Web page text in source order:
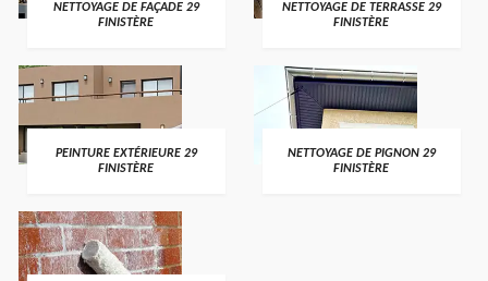
NETTOYAGE DE FAÇADE 29
FINISTÈRE
NETTOYAGE DE TERRASSE 29
FINISTÈRE
PEINTURE EXTÉRIEURE 29
FINISTÈRE
NETTOYAGE DE PIGNON 29
FINISTÈRE